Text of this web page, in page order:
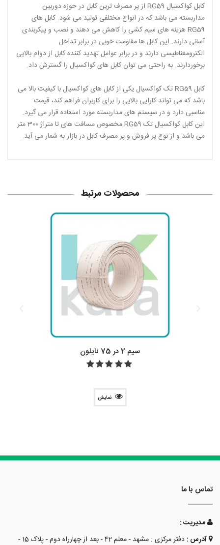
کابل کواکسیال RG59 از پر مصرف ترین کابل در حوزه دوربین
مداربسته می باشد که در انواع مختلفی تولید می شود. کابل های
RG59 هزینه های سیم کشی را کاهش می دهند و نصب و پیکربندی
آسانی دارند. این کابل ها مقاومت خوبی در برابر تداخل
الکترومغناطیسی دارند و در برابر عوامل تهدید کننده کابل از دوام بالایی
برخوردارند. به راحتی می توان کابل های کواکسیال را گسترش داد.
کابل RG59 تک کواکسیال یکی از کابل های کواکسیال با کیفیت بالا می
باشد که می تواند کارایی بالایی را برای کاربران فراهم کند، قیمت
مناسبی دارد و در سیستم های مداربسته مورد استفاده قرار می گیرد.
این کابل کواکسیال تک RG59 مخصوص مسافت های تا متراژ 300 متر
می باشد و از نوع پر فروش و پر مصرف کابل در بازار به شمار می آید.
محصولات مرتبط
سیم 2 در 75 نایلون
نمایش
تماس با ما
مدیریت :
آدرس :
دفتر مرکزی : مشهد - معلم 42 - بعد از چهارراه دوم - پلاک 15 -